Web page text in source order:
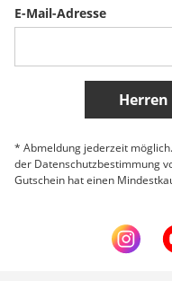
Belgique (Français)
E-Mail-Adresse
Herren
* Abmeldung jederzeit
der Datenschutzbestimmung
Gutschein hat einen